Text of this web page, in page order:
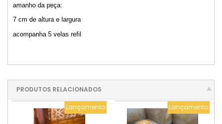
amanho da peça:
7 cm de altura e largura
acompanha 5 velas refil
PRODUTOS RELACIONADOS
Lançamento Lançamento